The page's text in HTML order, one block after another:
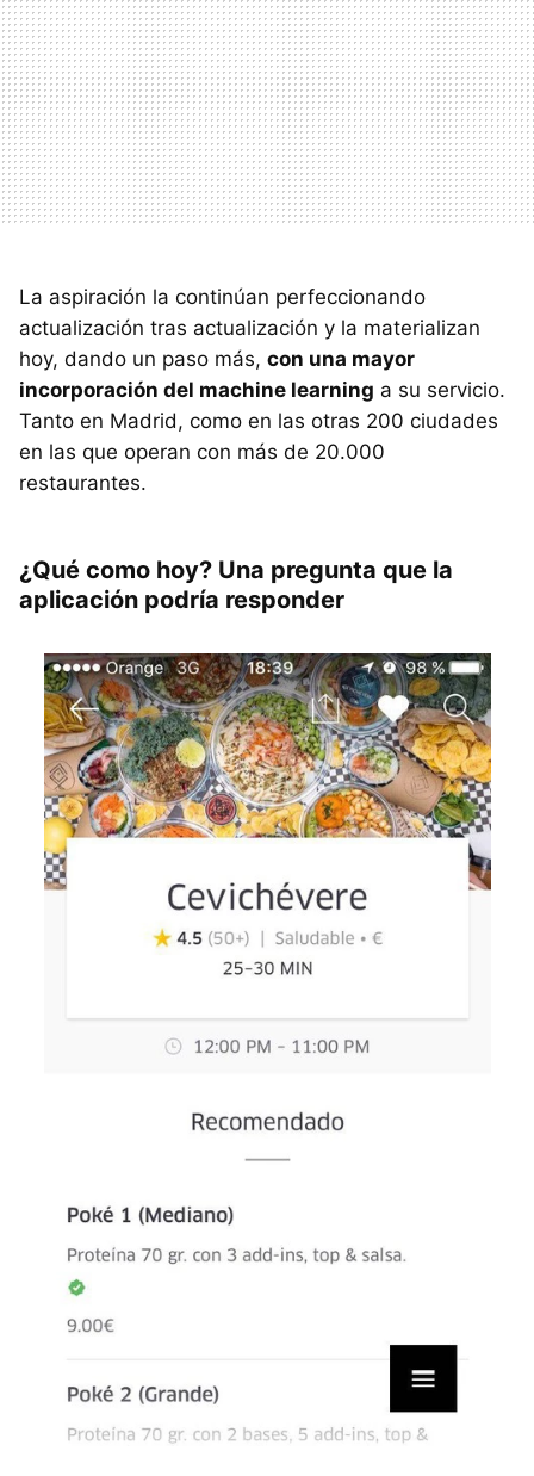
La aspiración la continúan perfeccionando
actualización tras actualización y la materializan
hoy, dando un paso más, con una mayor
incorporación del machine learning a su servicio.
Tanto en Madrid, como en las otras 200 ciudades
en las que operan con más de 20.000
restaurantes.
¿Qué como hoy? Una pregunta que la
aplicación podría responder